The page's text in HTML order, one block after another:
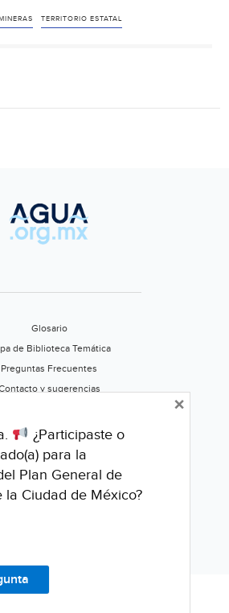
resisten
TERRITORIO ESTATAL
Glosario
de Biblioteca Temática
Preguntas Frecuentes
y sugerencias
Califica este portal
¿Participaste o
para la
Plan General de
la Ciudad de México?
×